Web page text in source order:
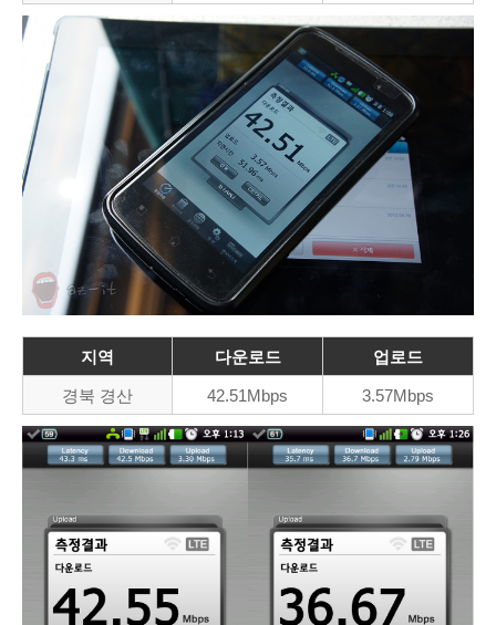
지역 다운로드 업로드
경북 경산 42.51Mbps 3.57Mbps